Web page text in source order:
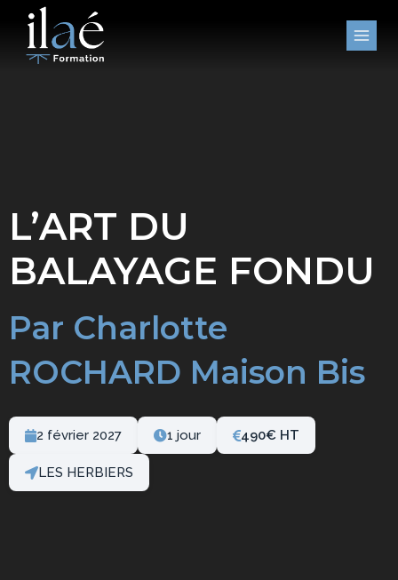
Aller
contenu
L’ART DU
BALAYAGE FONDU
Par Charlotte
ROCHARD Maison Bis
2 février 2027 1 jour 490€
LES HERBIERS